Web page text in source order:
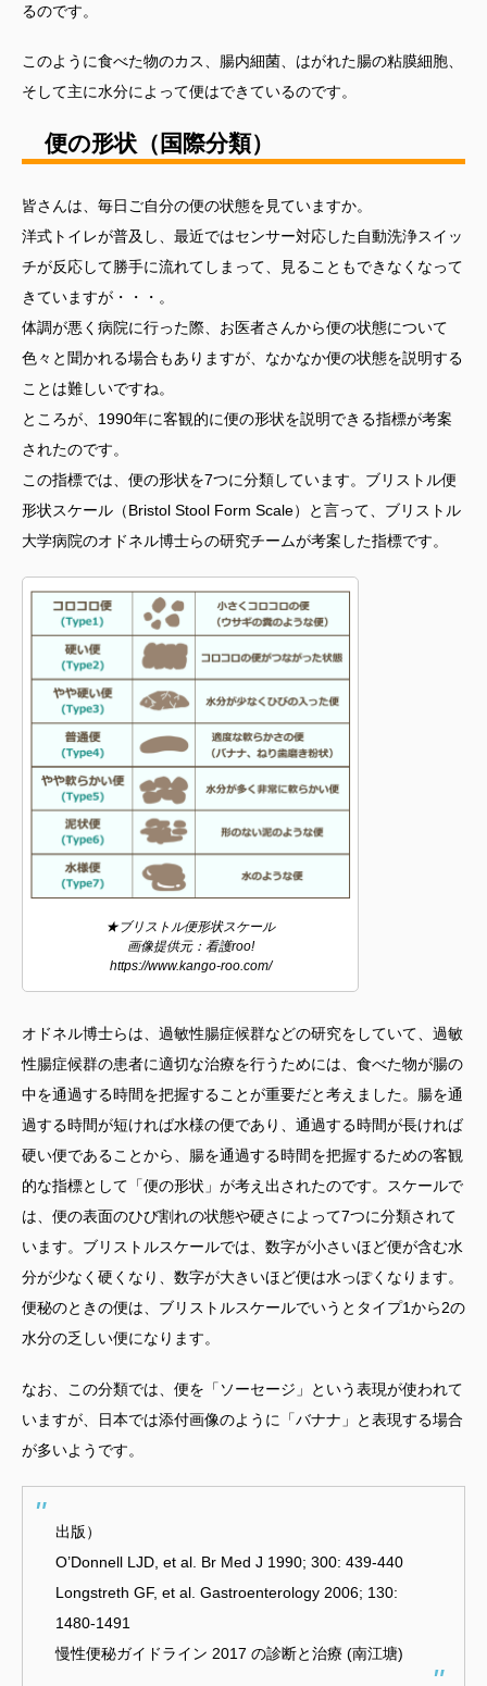
るのです。
このように食べた物のカス、腸内細菌、はがれた腸の粘膜細胞、
そして主に水分によって便はできているのです。
便の形状（国際分類）
皆さんは、毎日ご自分の便の状態を見ていますか。
洋式トイレが普及し、最近ではセンサー対応した自動洗浄スイッ
チが反応して勝手に流れてしまって、見ることもできなくなって
きていますが・・・。
体調が悪く病院に行った際、お医者さんから便の状態について
色々と聞かれる場合もありますが、なかなか便の状態を説明する
ことは難しいですね。
ところが、1990年に客観的に便の形状を説明できる指標が考案
されたのです。
この指標では、便の形状を7つに分類しています。ブリストル便
形状スケール（Bristol Stool Form Scale）と言って、ブリストル
大学病院のオドネル博士らの研究チームが考案した指標です。
★ブリストル便形状スケール
画像提供元：看護roo!
https://www.kango-roo.com/
オドネル博士らは、過敏性腸症候群などの研究をしていて、過敏
性腸症候群の患者に適切な治療を行うためには、食べた物が腸の
中を通過する時間を把握することが重要だと考えました。腸を通
過する時間が短ければ水様の便であり、通過する時間が長ければ
硬い便であることから、腸を通過する時間を把握するための客観
的な指標として「便の形状」が考え出されたのです。スケールで
は、便の表面のひび割れの状態や硬さによって7つに分類されて
います。ブリストルスケールでは、数字が小さいほど便が含む水
分が少なく硬くなり、数字が大きいほど便は水っぽくなります。
便秘のときの便は、ブリストルスケールでいうとタイプ1から2の
水分の乏しい便になります。
なお、この分類では、便を「ソーセージ」という表現が使われて
いますが、日本では添付画像のように「バナナ」と表現する場合
が多いようです。
出版）
O’Donnell LJD, et al. Br Med J 1990; 300: 439-440
Longstreth GF, et al. Gastroenterology 2006; 130:
1480-1491
慢性便秘ガイドライン 2017 の診断と治療 (南江塘)